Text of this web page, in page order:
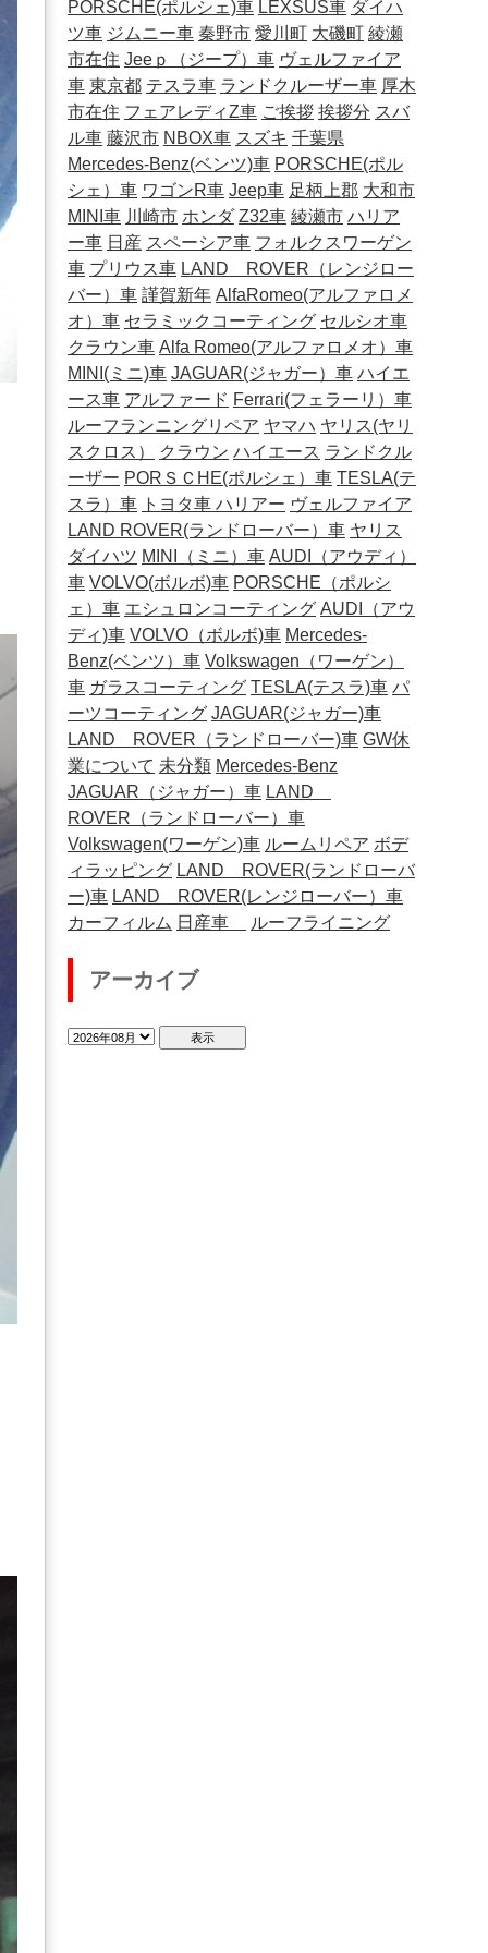
PORSCHE(ポルシェ)車 LEXSUS車 ダイハ
ツ車 ジムニー車 秦野市 愛川町 大磯町 綾瀬
市在住 Jeeｐ（ジープ）車 ヴェルファイア
車 東京都 テスラ車 ランドクルーザー車 厚木
市在住 フェアレディZ車 ご挨拶 挨拶分 スバ
ル車 藤沢市 NBOX車 スズキ 千葉県
Mercedes-Benz(ベンツ)車 PORSCHE(ポル
シェ）車 ワゴンR車 Jeep車 足柄上郡 大和市
MINI車 川崎市 ホンダ Z32車 綾瀬市 ハリア
ー車 日産 スペーシア車 フォルクスワーゲン
車 プリウス車 LAND ROVER（レンジロー
バー）車 謹賀新年 AlfaRomeo(アルファロメ
オ）車 セラミックコーティング セルシオ車
クラウン車 Alfa Romeo(アルファロメオ）車
MINI(ミニ)車 JAGUAR(ジャガー）車 ハイエ
ース車 アルファード Ferrari(フェラーリ）車
ルーフランニングリペア ヤマハ ヤリス(ヤリ
スクロス）
クラウン ハイエース ランドクル
ーザー PORＳＣHE(ポルシェ）車 TESLA(テ
スラ）車 トヨタ車 ハリアー ヴェルファイア
LAND ROVER(ランドローバー）車 ヤリス
ダイハツ MINI（ミニ）車 AUDI（アウディ）
車 VOLVO(ボルボ)車 PORSCHE（ポルシ
ェ）車 エシュロンコーティング AUDI（アウ
ディ)車 VOLVO（ボルボ)車 Mercedes-
Benz(ベンツ）車 Volkswagen（ワーゲン）
車 ガラスコーティング TESLA(テスラ)車 パ
ーツコーティング JAGUAR(ジャガー)車
LAND ROVER（ランドローバー)車 GW休
業について 未分類 Mercedes-Benz
JAGUAR（ジャガー）車 LAND
ROVER（ランドローバー）車
Volkswagen(ワーゲン)車 ルームリペア ボデ
ィラッピング LAND ROVER(ランドローバ
ー)車 LAND ROVER(レンジローバー）車
カーフィルム 日産車 ルーフライニング
アーカイブ